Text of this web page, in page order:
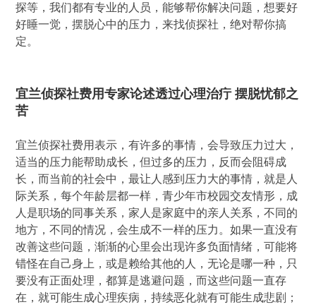
探等，我们都有专业的人员，能够帮你解决问题，想要好
好睡一觉，摆脱心中的压力，来找侦探社，绝对帮你搞
定。
宜兰侦探社费用专家论述透过心理治疔 摆脱忧郁之
苦
宜兰侦探社费用表示，有许多的事情，会导致压力过大，
适当的压力能帮助成长，但过多的压力，反而会阻碍成
长，而当前的社会中，最让人感到压力大的事情，就是人
际关系，每个年龄层都一样，青少年市校园交友情形，成
人是职场的同事关系，家人是家庭中的亲人关系，不同的
地方，不同的情况，会生成不一样的压力。如果一直没有
改善这些问题，渐渐的心里会出现许多负面情绪，可能将
错怪在自己身上，或是赖给其他的人，无论是哪一种，只
要没有正面处理，都算是逃避问题，而这些问题一直存
在，就可能生成心理疾病，持续恶化就有可能生成悲剧；